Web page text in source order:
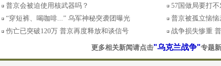
普京会被迫使用核武器吗？
57国做局要打
“穿短裤、喝咖啡...” 乌军神秘突袭团曝光
普京被孤立恼
伤亡已突破120万 普京再度释放和谈信号
战争损失惨重
更多相关新闻请点击"乌克兰战争"专题